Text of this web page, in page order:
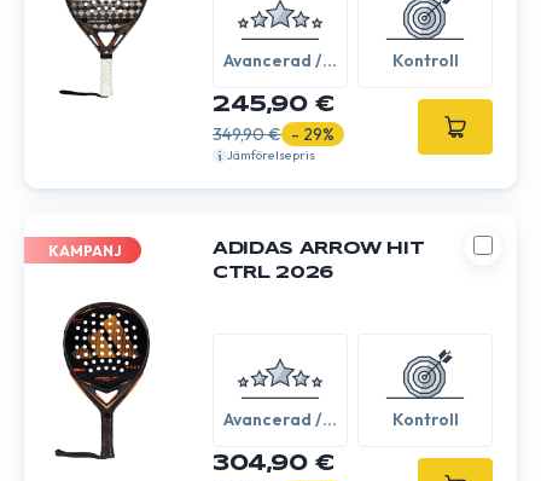
Avancerad /
Kontroll
245,90 €
349,90 € - 29%
Jämförelsepris
KAMPANJ
ADIDAS ARROW HIT
CTRL 2026
Avancerad /
Kontroll
304,90 €